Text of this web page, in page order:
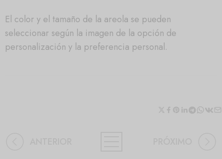
El color y el tamaño de la areola se pueden
seleccionar según la imagen de la opción de
personalización y la preferencia personal.